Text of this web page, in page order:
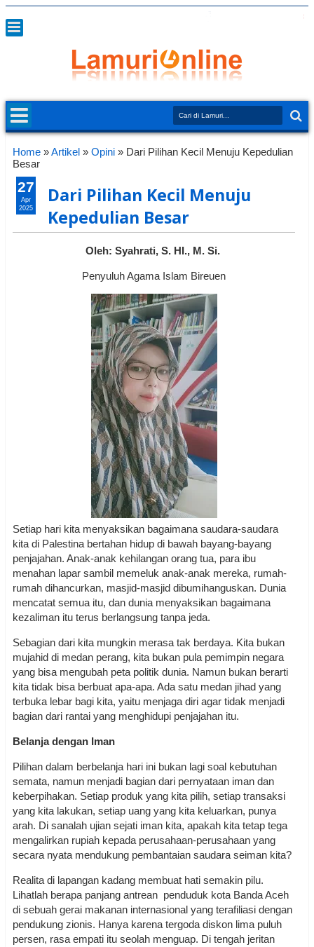
Home »Artikel » Opini » Dari Pilihan Kecil Menuju Kepedulian
Besar
Dari Pilihan Kecil Menuju
Kepedulian Besar
Oleh: Syahrati, S. HI., M. Si.
Penyuluh Agama Islam Bireuen
Setiap hari kita menyaksikan bagaimana saudara-saudara
kita di Palestina bertahan hidup di bawah bayang-bayang
penjajahan. Anak-anak kehilangan orang tua, para ibu
menahan lapar sambil memeluk anak-anak mereka, rumah-
rumah dihancurkan, masjid-masjid dibumihanguskan. Dunia
mencatat semua itu, dan dunia menyaksikan bagaimana
kezaliman itu terus berlangsung tanpa jeda.
Sebagian dari kita mungkin merasa tak berdaya. Kita bukan
mujahid di medan perang, kita bukan pula pemimpin negara
yang bisa mengubah peta politik dunia. Namun bukan berarti
kita tidak bisa berbuat apa-apa. Ada satu medan jihad yang
terbuka lebar bagi kita, yaitu menjaga diri agar tidak menjadi
bagian dari rantai yang menghidupi penjajahan itu.
Belanja dengan Iman
Pilihan dalam berbelanja hari ini bukan lagi soal kebutuhan
semata, namun menjadi bagian dari pernyataan iman dan
keberpihakan. Setiap produk yang kita pilih, setiap transaksi
yang kita lakukan, setiap uang yang kita keluarkan, punya
arah. Di sanalah ujian sejati iman kita, apakah kita tetap tega
mengalirkan rupiah kepada perusahaan-perusahaan yang
secara nyata mendukung pembantaian saudara seiman kita?
Realita di lapangan kadang membuat hati semakin pilu.
Lihatlah berapa panjang antrean penduduk kota Banda Aceh
di sebuah gerai makanan internasional yang terafiliasi dengan
pendukung zionis. Hanya karena tergoda diskon lima puluh
persen, rasa empati itu seolah menguap. Di tengah jeritan
27
Apr
2025